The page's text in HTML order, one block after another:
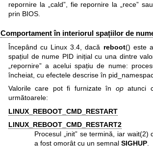
repornire la „cald”, fie repornire la „rece”
prin BIOS.
Comportament în interiorul spațiilor de
Începând cu Linux 3.4, dacă reboot() este
spațiul de nume PID inițial cu una dintre
„repornire” a acelui spațiu de nume:
încheiat, cu efectele descrise în
Valorile care pot fi furnizate în opatunci
următoarele:
LINUX_REBOOT_CMD_RESTART
LINUX_REBOOT_CMD_RESTART2
Procesul „init” se termină, iar wait(2)
a fost omorât cu un semnalSIGHUP